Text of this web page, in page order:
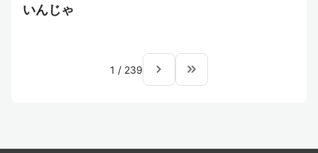
いんじゃ
1 / 239 navigate_next keyboard_double_arrow_right